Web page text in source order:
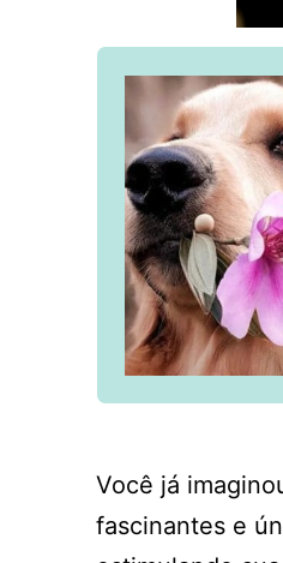
Você já
fascinantes e